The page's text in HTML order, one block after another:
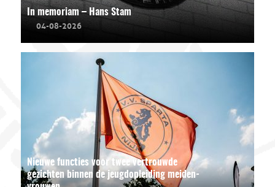
In memoriam – Hans Stam
04-08-2026
Nieuwe functies voor twee vertrouwde
gezichten binnen de jeugdopleiding meiden-